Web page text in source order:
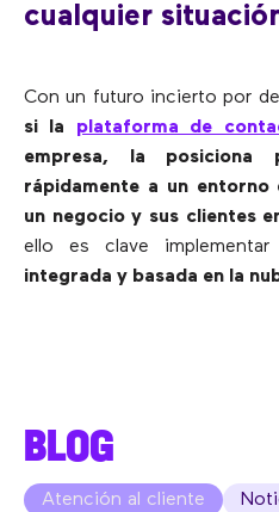
cualquier
Con un futuro incierto por
si la plataforma de
empresa, la posiciona
rápidamente a un
un negocio y sus clientes
ello es clave
integrada y basada en la
BLOG
Atención al cliente